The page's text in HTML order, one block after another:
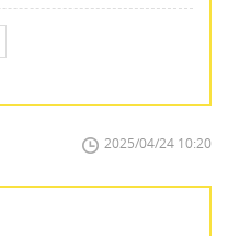
2025/04/24 10:20